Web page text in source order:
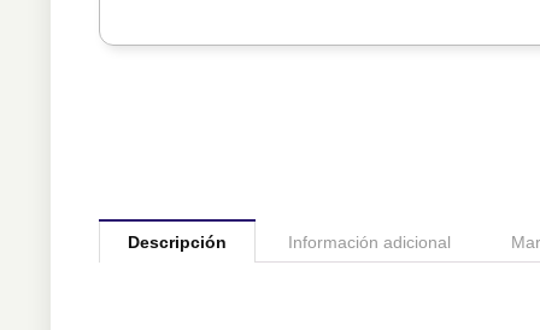
Descripción Información adicional